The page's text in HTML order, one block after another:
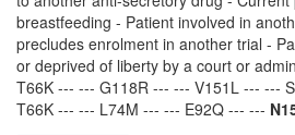
breastfeeding - Patient involved in
precludes enrolment in another trial -
or deprived of liberty by a court or
T66K --- --- G118R --- --- V151L --- ---
T66K --- --- L74M --- --- E92Q --- ---